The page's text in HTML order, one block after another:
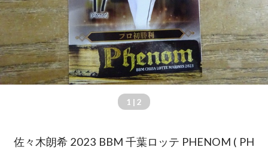
1 | 2
佐々木朗希 2023 BBM 千葉ロッテ PHENOM ( PH